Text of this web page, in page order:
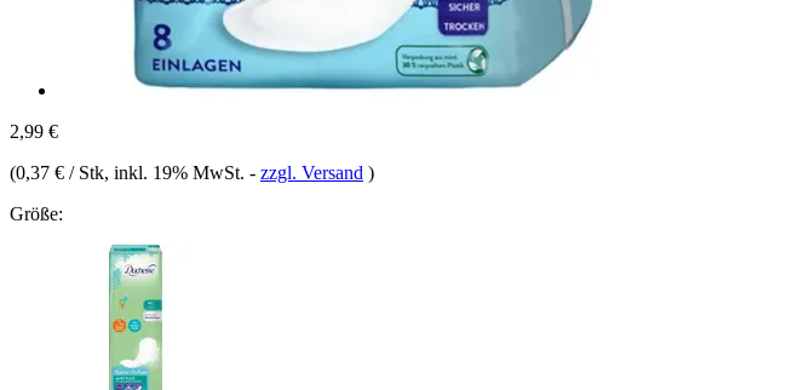
2,99 €
(0,37 € / Stk, inkl. 19% MwSt. - zzgl. Versand )
Größe: